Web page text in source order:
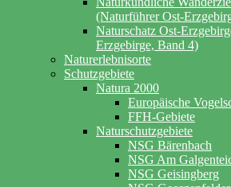
(Naturführer Ost-
Naturschatz Ost-
Erzgebirge, Band 4)
Naturerlebnisorte
Schutzgebiete
Natura 2000
Europäische
FFH-Gebiete
Naturschutzgebiete
NSG Bärenbach
NSG Am
NSG Geisingberg